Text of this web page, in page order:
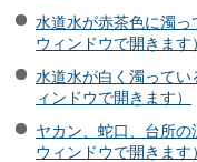
水道水が赤茶色に濁っ
ウィンドウで開きます）
水道水が白く濁ってい
ィンドウで開きます）
ヤカン、蛇口、台所
ウィンドウで開きます）